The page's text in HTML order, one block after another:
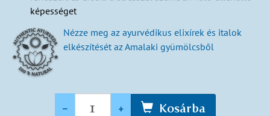
képességet
Nézze meg az ayurvédikus elixírek és italok
elkészítését az Amalaki gyümölcsből
- + Kosárba